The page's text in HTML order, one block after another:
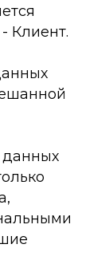
Клиент.
данных